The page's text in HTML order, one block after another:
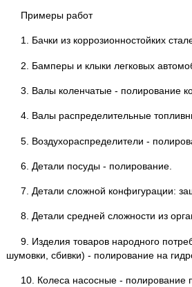
Примеры работ
1. Бачки из коррозионностойких
2. Бамперы и клыки легковых
3. Валы коленчатые - полирование
4. Валы распределительные
5. Воздухораспределители -
6. Детали посуды - полирование.
7. Детали сложной конфигурации:
8. Детали средней сложности из
9. Изделия товаров народного
шумовки, сбивки) - полирование на
10. Колеса насосные - полирование